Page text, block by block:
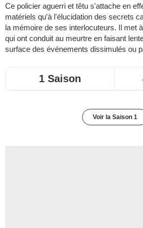
Ce policier aguerri et têtu s'attache en
matériels qu'à l'élucidation des secrets
la mémoire de ses interlocuteurs. Il met
qui ont conduit au meurtre en faisant
surface des événements dissimulés ou
1 Saison
Voir la Saison 1